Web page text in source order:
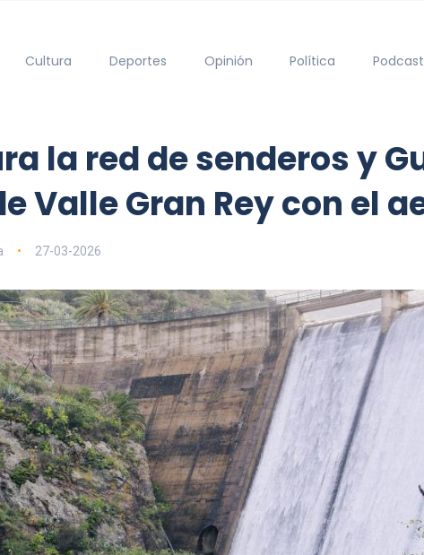
Cultura Deportes Opinión Política Podcast
la red de senderos y
Valle Gran Rey con el
27-03-2026